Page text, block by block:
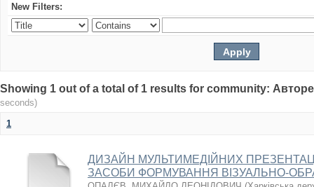
New Filters:
Showing 1 out of a total of 1 results for community:
seconds)
1
ДИЗАЙН МУЛЬТИМЕДІЙНИХ
ЗАСОБИ ФОРМУВАННЯ ВІЗУАЛЬНО-